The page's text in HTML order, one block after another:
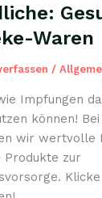
Waren
/
Impfungen
können!
wir wertvolle
Produkte zur